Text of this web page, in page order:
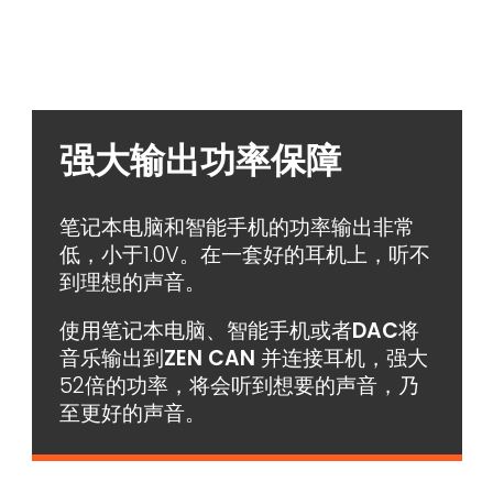
强大输出功率保障
笔记本电脑和智能手机的功率输出非常
低，小于1.0V。在一套好的耳机上，听不
到理想的声音。
使用笔记本电脑、智能手机或者DAC将
音乐输出到ZEN CAN 并连接耳机，强大
52倍的功率，将会听到想要的声音，乃
至更好的声音。